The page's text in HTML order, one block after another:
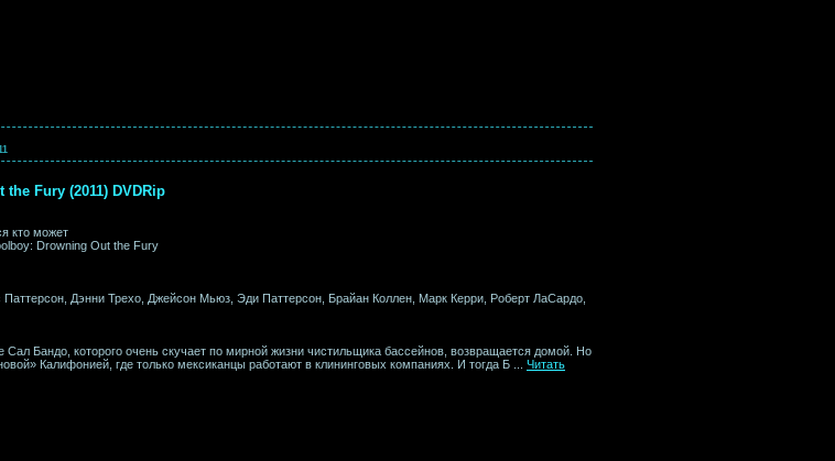
Fury (2011) DVDRip
кто может
Drowning Out the Fury
Паттерсон, Дэнни Трехо, Джейсон Мьюз, Эди Паттерсон, Брайан Коллен, Марк Керри, Роберт ЛаСардо,
Сал Бандо, которого очень скучает по мирной жизни чистильщика бассейнов, возвращается домой. Но
Калифонией, где только мексиканцы работают в клининговых компаниях. И тогда Б
Читать